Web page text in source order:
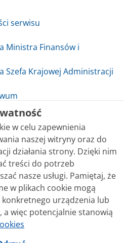
serwisu
Ministra Finansów i
Szefa Krajowej Administracji
udostępniamy
opublikowanych w
od celu i sposobu
Ministerstwa Finansów.
jako treści będące
o ile nie jest to
w celu zapewnienia
naszej witryny oraz do
działania strony. Dzięki nim
treści do potrzeb
nasze usługi. Pamiętaj, że
w plikach cookie mogą
urządzenia lub
więc potencjalnie stanowią